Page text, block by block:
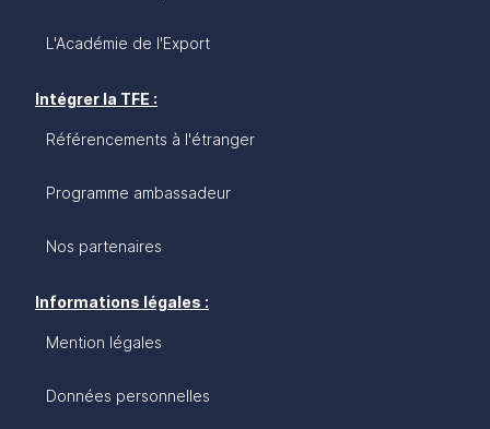
L'Académie de l'Export
Intégrer la TFE :
Référencements à l'étranger
Programme ambassadeur
Nos partenaires
Informations légales :
Mention légales
Données personnelles